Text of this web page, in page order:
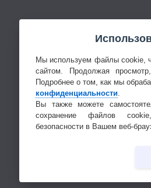
Мы используем файлы cookie,
сайтом. Продолжая
Подробнее о том, как мы
конфиденциальности
Вы также можете
сохранение файлов
безопасности в Вашем веб-